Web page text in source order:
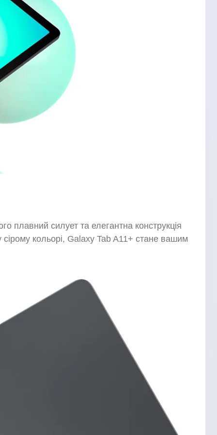
плавний силует та елегантна конструкція
кольорі, Galaxy Tab A11+ стане вашим